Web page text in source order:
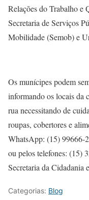
Relações do Trabalho e
Secretaria de Serviços
Mobilidade (Semob) e
Os munícipes podem
informando os locais da
rua necessitando de
roupas, cobertores e
WhatsApp: (15) 99666-
ou pelos telefones: (15)
Secretaria da Cidadania
Categorias: Blog